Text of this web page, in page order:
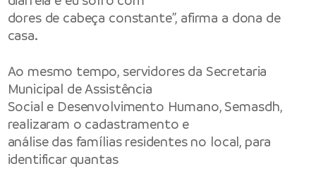
dores de cabeça constante”, afirma a dona de
casa.
Ao mesmo tempo, servidores da Secretaria
Municipal de Assistência
Social e Desenvolvimento Humano, Semasdh,
realizaram o cadastramento e
análise das famílias residentes no local, para
identificar quantas